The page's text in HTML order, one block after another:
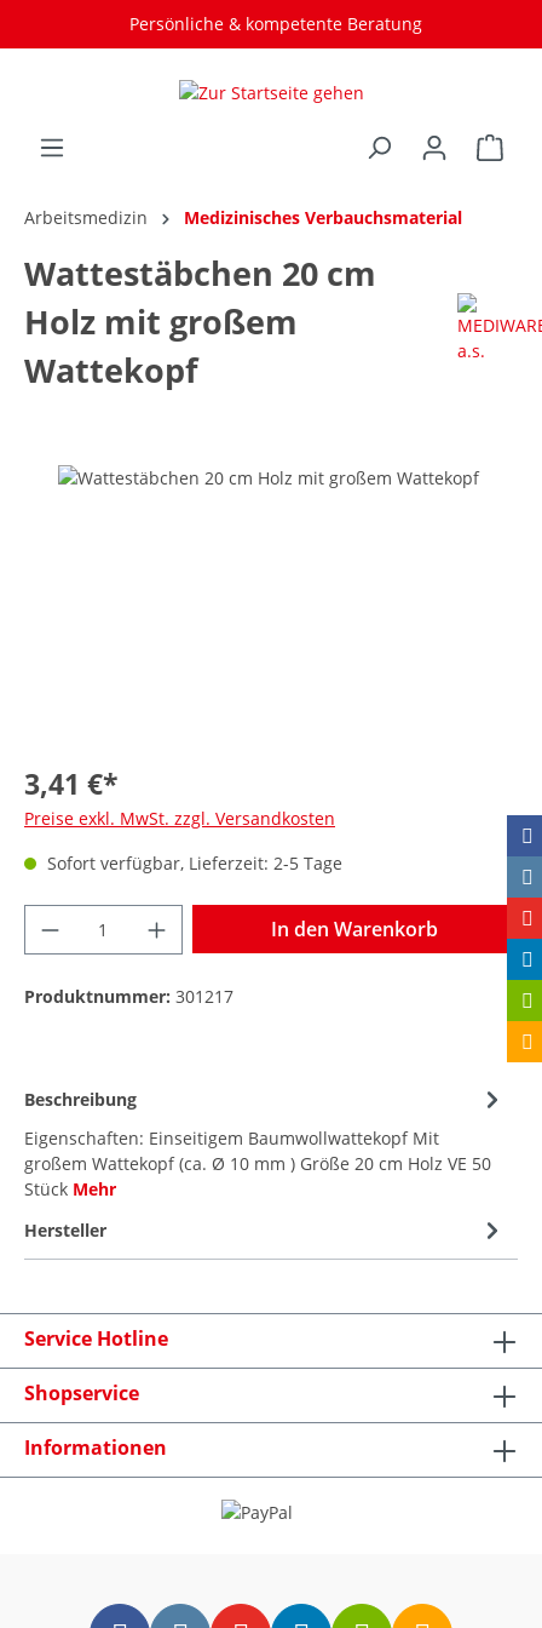
Persönliche & kompetente Beratung
Arbeitsmedizin Medizinisches Verbauchsmaterial
Wattestäbchen 20 cm
Holz mit großem
Wattekopf
3,41 €*
Preise exkl. MwSt. zzgl. Versandkosten
Sofort verfügbar, Lieferzeit: 2-5 Tage
In den Warenkorb
Produktnummer: 301217
Beschreibung
Eigenschaften: Einseitigem Baumwollwattekopf Mit
großem Wattekopf (ca. Ø 10 mm ) Größe 20 cm Holz VE 50
Stück Mehr
Hersteller
Service Hotline
Shopservice
Informationen